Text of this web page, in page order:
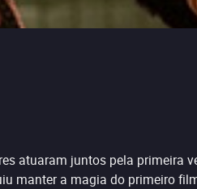
atuaram juntos pela primeira
manter a magia do primeiro